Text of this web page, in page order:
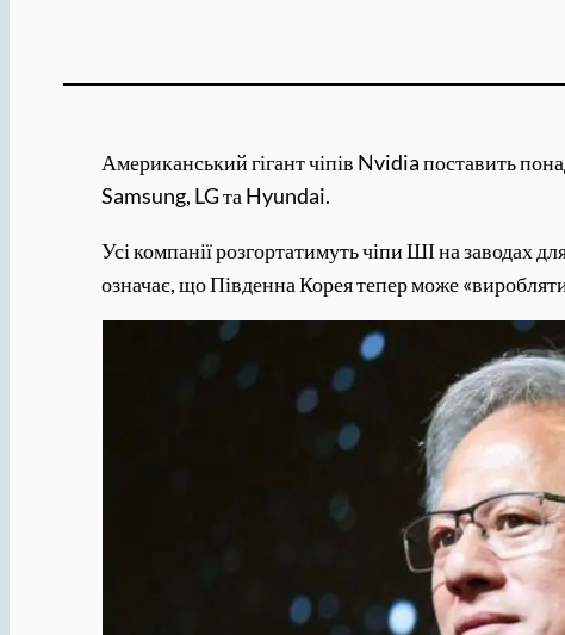
Американський гігант чіпів Nvidia поставить
Samsung, LG та Hyundai.
Усі компанії розгортатимуть чіпи ШІ на заводах
означає, що Південна Корея тепер може